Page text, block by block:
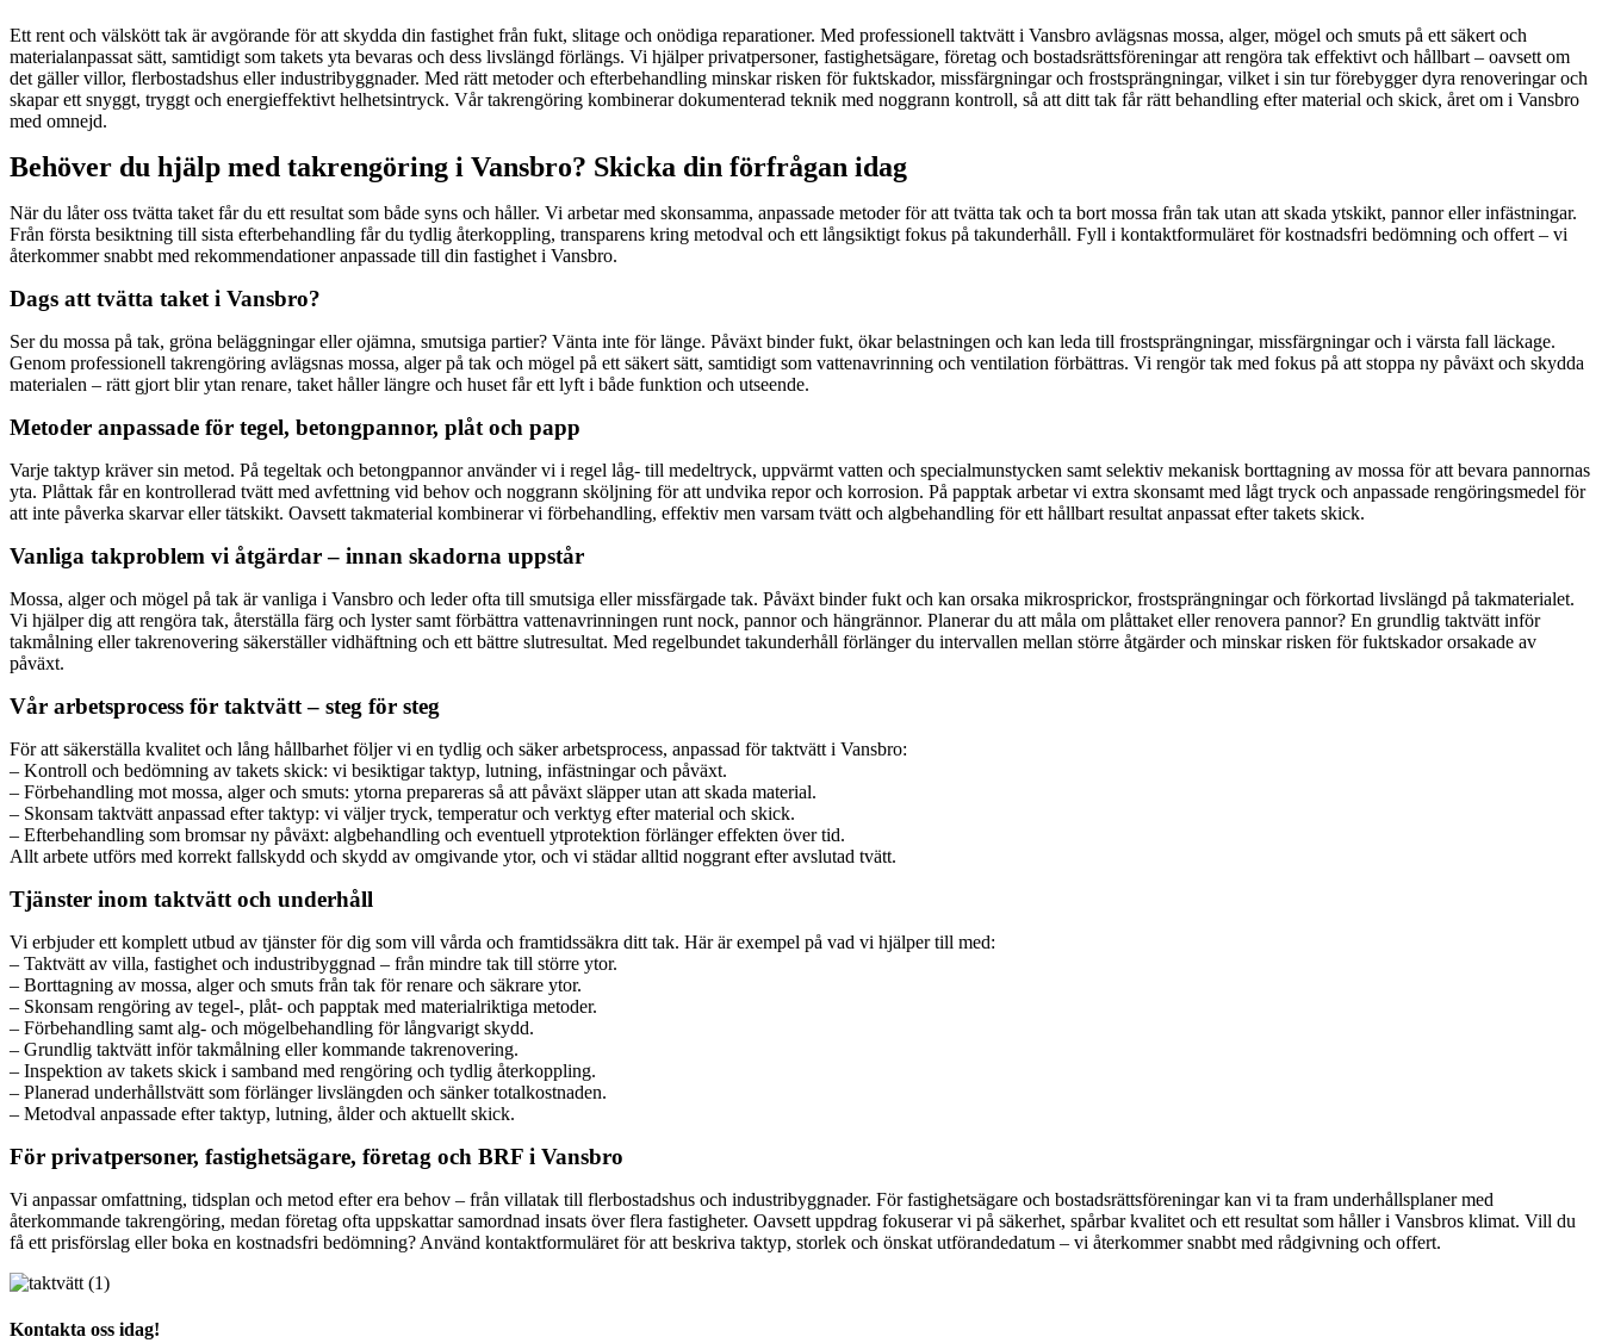
Ett rent och välskött tak är avgörande för att skydda din fastighet från fukt, slitage och onödiga reparationer. Med professionell taktvätt i Vansbro avlägsnas mossa, alger, mögel och smuts på ett säkert och
materialanpassat sätt, samtidigt som takets yta bevaras och dess livslängd förlängs. Vi hjälper privatpersoner, fastighetsägare, företag och bostadsrättsföreningar att rengöra tak effektivt och hållbart – oavsett om
det gäller villor, flerbostadshus eller industribyggnader. Med rätt metoder och efterbehandling minskar risken för fuktskador, missfärgningar och frostsprängningar, vilket i sin tur förebygger dyra renoveringar och
skapar ett snyggt, tryggt och energieffektivt helhetsintryck. Vår takrengöring kombinerar dokumenterad teknik med noggrann kontroll, så att ditt tak får rätt behandling efter material och skick, året om i Vansbro
med omnejd.
Behöver du hjälp med takrengöring i Vansbro? Skicka din förfrågan idag
När du låter oss tvätta taket får du ett resultat som både syns och håller. Vi arbetar med skonsamma, anpassade metoder för att tvätta tak och ta bort mossa från tak utan att skada ytskikt, pannor eller infästningar.
Från första besiktning till sista efterbehandling får du tydlig återkoppling, transparens kring metodval och ett långsiktigt fokus på takunderhåll. Fyll i kontaktformuläret för kostnadsfri bedömning och offert – vi
återkommer snabbt med rekommendationer anpassade till din fastighet i Vansbro.
Dags att tvätta taket i Vansbro?
Ser du mossa på tak, gröna beläggningar eller ojämna, smutsiga partier? Vänta inte för länge. Påväxt binder fukt, ökar belastningen och kan leda till frostsprängningar, missfärgningar och i värsta fall läckage.
Genom professionell takrengöring avlägsnas mossa, alger på tak och mögel på ett säkert sätt, samtidigt som vattenavrinning och ventilation förbättras. Vi rengör tak med fokus på att stoppa ny påväxt och skydda
materialen – rätt gjort blir ytan renare, taket håller längre och huset får ett lyft i både funktion och utseende.
Metoder anpassade för tegel, betongpannor, plåt och papp
Varje taktyp kräver sin metod. På tegeltak och betongpannor använder vi i regel låg- till medeltryck, uppvärmt vatten och specialmunstycken samt selektiv mekanisk borttagning av mossa för att bevara pannornas
yta. Plåttak får en kontrollerad tvätt med avfettning vid behov och noggrann sköljning för att undvika repor och korrosion. På papptak arbetar vi extra skonsamt med lågt tryck och anpassade rengöringsmedel för
att inte påverka skarvar eller tätskikt. Oavsett takmaterial kombinerar vi förbehandling, effektiv men varsam tvätt och algbehandling för ett hållbart resultat anpassat efter takets skick.
Vanliga takproblem vi åtgärdar – innan skadorna uppstår
Mossa, alger och mögel på tak är vanliga i Vansbro och leder ofta till smutsiga eller missfärgade tak. Påväxt binder fukt och kan orsaka mikro­sprickor, frostsprängningar och förkortad livslängd på takmaterialet.
Vi hjälper dig att rengöra tak, återställa färg och lyster samt förbättra vattenavrinningen runt nock, pannor och hängrännor. Planerar du att måla om plåttaket eller renovera pannor? En grundlig taktvätt inför
takmålning eller takrenovering säkerställer vidhäftning och ett bättre slutresultat. Med regelbundet takunderhåll förlänger du intervallen mellan större åtgärder och minskar risken för fuktskador orsakade av
påväxt.
Vår arbetsprocess för taktvätt – steg för steg
För att säkerställa kvalitet och lång hållbarhet följer vi en tydlig och säker arbetsprocess, anpassad för taktvätt i Vansbro:
– Kontroll och bedömning av takets skick: vi besiktigar taktyp, lutning, infästningar och påväxt.
– Förbehandling mot mossa, alger och smuts: ytorna prepareras så att påväxt släpper utan att skada material.
– Skonsam taktvätt anpassad efter taktyp: vi väljer tryck, temperatur och verktyg efter material och skick.
– Efterbehandling som bromsar ny påväxt: algbehandling och eventuell ytprotektion förlänger effekten över tid.
Allt arbete utförs med korrekt fallskydd och skydd av omgivande ytor, och vi städar alltid noggrant efter avslutad tvätt.
Tjänster inom taktvätt och underhåll
Vi erbjuder ett komplett utbud av tjänster för dig som vill vårda och framtidssäkra ditt tak. Här är exempel på vad vi hjälper till med:
– Taktvätt av villa, fastighet och industribyggnad – från mindre tak till större ytor.
– Borttagning av mossa, alger och smuts från tak för renare och säkrare ytor.
– Skonsam rengöring av tegel-, plåt- och papptak med materialriktiga metoder.
– Förbehandling samt alg- och mögelbehandling för långvarigt skydd.
– Grundlig taktvätt inför takmålning eller kommande takrenovering.
– Inspektion av takets skick i samband med rengöring och tydlig återkoppling.
– Planerad underhållstvätt som förlänger livslängden och sänker totalkostnaden.
– Metodval anpassade efter taktyp, lutning, ålder och aktuellt skick.
För privatpersoner, fastighetsägare, företag och BRF i Vansbro
Vi anpassar omfattning, tidsplan och metod efter era behov – från villatak till flerbostadshus och industribyggnader. För fastighetsägare och bostadsrättsföreningar kan vi ta fram underhållsplaner med
återkommande takrengöring, medan företag ofta uppskattar samordnad insats över flera fastigheter. Oavsett uppdrag fokuserar vi på säkerhet, spårbar kvalitet och ett resultat som håller i Vansbros klimat. Vill du
få ett prisförslag eller boka en kostnadsfri bedömning? Använd kontaktformuläret för att beskriva taktyp, storlek och önskat utförandedatum – vi återkommer snabbt med rådgivning och offert.
Kontakta oss idag!